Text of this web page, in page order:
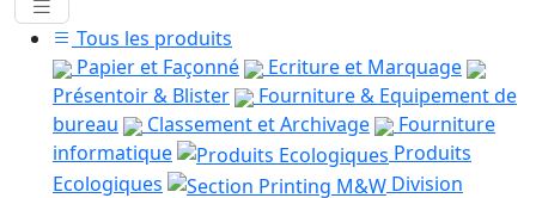
Tous les produits
Papier et Façonné
Ecriture et Marquage
Présentoir & Blister
Fourniture & Equipement de
bureau
Classement et Archivage
Fourniture
informatique
Produits
Ecologiques
Division